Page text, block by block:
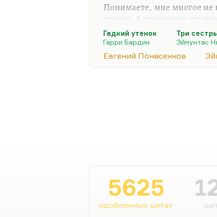
Понимаете, мне многое не
делает. А поведение его
совершенно точно. И я
некоторые моменты,
Понасенковым встретился
премьеры бардинского
Гадкий утенок
Гарри Бардин
Три
Эймунтас
Евгений Понасенков
5625
одобренных цитат